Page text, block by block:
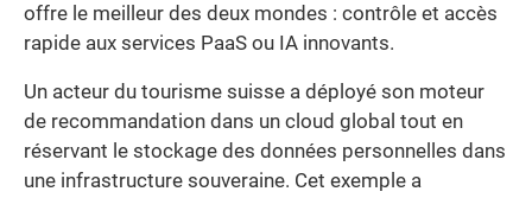
offre le meilleur des deux mondes : contrôle et accès
rapide aux services PaaS ou IA innovants.
Un acteur du tourisme suisse a déployé son moteur
de recommandation dans un cloud global tout en
réservant le stockage des données personnelles dans
une infrastructure souveraine. Cet exemple a